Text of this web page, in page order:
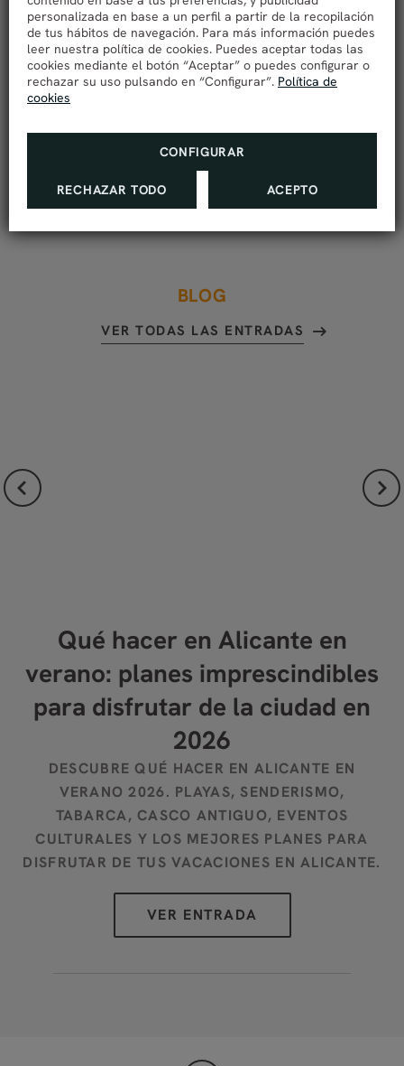
personalizada en base a un perfil a partir de la recopilación
de tus hábitos de navegación. Para más información puedes
leer nuestra política de cookies. Puedes aceptar todas las
cookies mediante el botón “Aceptar” o puedes configurar o
rechazar su uso pulsando en “Configurar”. Política de
cookies
CONFIGURAR
RECHAZAR TODO ACEPTO
combina confort, buen servicio y cercanía a todos
los puntos de interés?
Altea es más que un destino turístico; es un
lugar para vivir experiencias únicas, descubrir
todo su esplendor
. Planifica tu escapada y déjate seducir por uno de
los pueblos más pintorescos de la Costa Blanca.
BLOG
VER TODAS LAS ENTRADAS
Qué hacer en Alicante en
verano: planes imprescindibles
para disfrutar de la ciudad en
2026
DESCUBRE QUÉ HACER EN ALICANTE EN
VERANO 2026. PLAYAS, SENDERISMO,
TABARCA, CASCO ANTIGUO, EVENTOS
CULTURALES Y LOS MEJORES PLANES PARA
DISFRUTAR DE TUS VACACIONES EN ALICANTE.